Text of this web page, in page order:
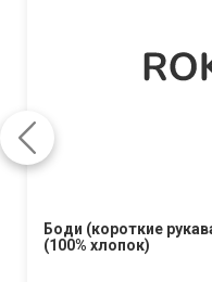
Боди (короткие
(100% хлопок)